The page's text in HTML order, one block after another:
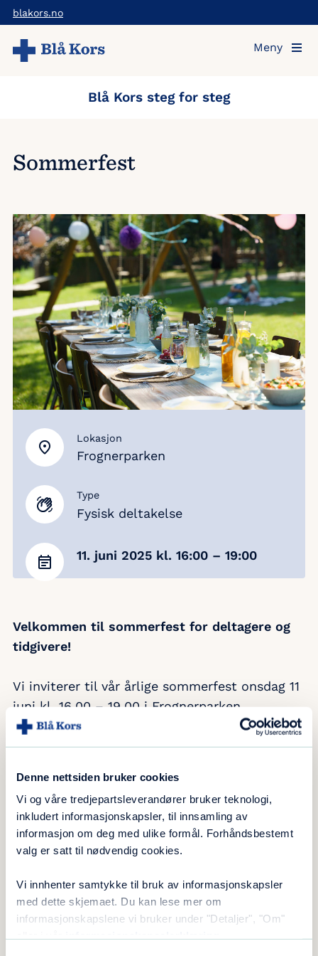
Denne nettsiden bruker cookies
Vi og våre tredjepartsleverandører bruker teknologi,
inkludert informasjonskapsler, til innsamling av
informasjon om deg med ulike formål. Forhåndsbestemt
valg er satt til nødvendig cookies.
Vi innhenter samtykke til bruk av informasjonskapsler
med dette skjemaet. Du kan lese mer om
informasjonskapslene vi bruker under "Detaljer", "Om"
Hopp
til
hovedinnholdet
blakors.no
Meny
Blå Kors steg for steg
Sommerfest
Lokasjon
Frognerparken
Type
Fysisk deltakelse
11. juni 2025 kl. 16:00 – 19:00
Velkommen til sommerfest for deltagere og
tidgivere!
Vi inviterer til vår årlige sommerfest onsdag 11
juni kl. 16.00 – 19.00 i Frognerparken.
Vi byr på sommermat, mineralvann og
underholdning, og håper vi får godværet med
Oppmøte kl. 16.00 ved hovedinngangen til
Frognerparken.
Arrangementet er gratis og rusfritt.
Påmelding til Ida på sms 477 89 122 innen
onsdag 4 juni. Gi også beskjed om eventuelle
allergier.